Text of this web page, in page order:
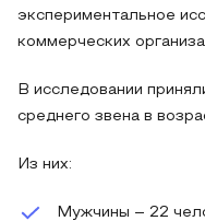
экспериментальное
коммерческих
В исследовании
среднего звена в
Из них:
Мужчины – 22